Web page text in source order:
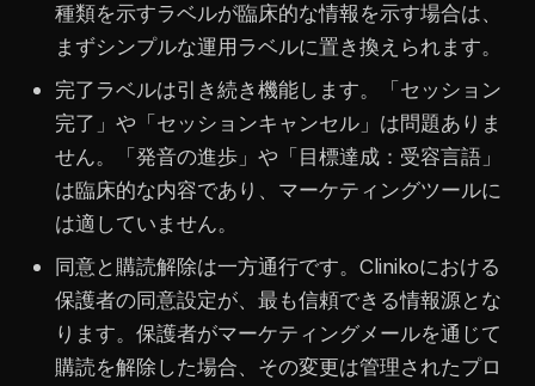
種類を示すラベルが臨床的な情報を示す場合は、
まずシンプルな運用ラベルに置き換えられます。
完了ラベルは引き続き機能します。「セッション
完了」や「セッションキャンセル」は問題ありま
せん。「発音の進歩」や「目標達成：受容言語」
は臨床的な内容であり、マーケティングツールに
は適していません。
同意と購読解除は一方通行です。Clinikoにおける
保護者の同意設定が、最も信頼できる情報源とな
ります。保護者がマーケティングメールを通じて
購読を解除した場合、その変更は管理されたプロ